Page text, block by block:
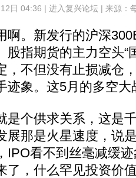
日 04:36 | 进入复兴论坛| 来源：
。新发行的沪深
指期货的主力空头“
，不但没有止损减仓
迹象。这5月的多空
个供求关系，这是
展那是火星速度，说
IPO看不到丝毫减缓
了，什么罕见投资价